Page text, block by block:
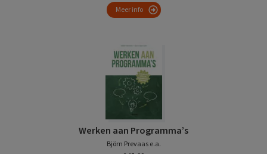
Meer info
Werken aan Programma’s
Björn Prevaas e.a.